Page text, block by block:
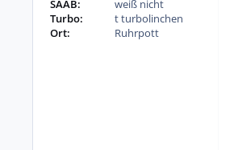
SAAB:
weiß nicht
Turbo:
t turbolinchen
Ort:
Ruhrpott